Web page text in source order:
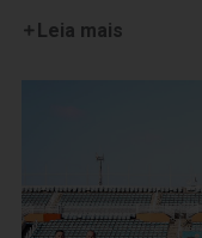
Leia mais